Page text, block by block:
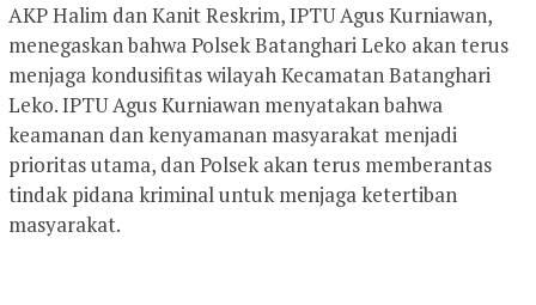
AKP Halim dan Kanit Reskrim, IPTU Agus Kurniawan,
menegaskan bahwa Polsek Batanghari Leko akan terus
menjaga kondusifitas wilayah Kecamatan Batanghari
Leko. IPTU Agus Kurniawan menyatakan bahwa
keamanan dan kenyamanan masyarakat menjadi
prioritas utama, dan Polsek akan terus memberantas
tindak pidana kriminal untuk menjaga ketertiban
masyarakat.